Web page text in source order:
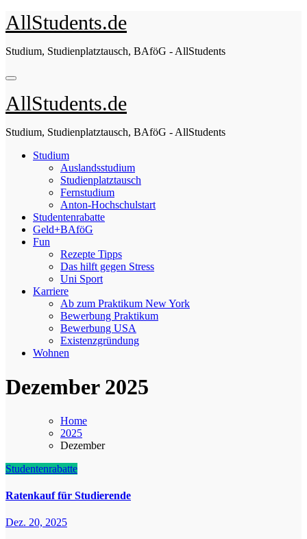
Zum
Inhalt
AllStudents.de
Studium, Studienplatztausch, BAföG - AllStudents
AllStudents.de
Studium, Studienplatztausch, BAföG - AllStudents
Studium
Auslandsstudium
Studienplatztausch
Fernstudium
Anton-Hochschulstart
Studentenrabatte
Geld+BAföG
Fun
Rezepte Tipps
Das hilft gegen Stress
Uni Sport
Karriere
Ab zum Praktikum New York
Bewerbung Praktikum
Bewerbung USA
Existenzgründung
Wohnen
Dezember 2025
Home
2025
Dezember
Studentenrabatte
Ratenkauf für Studierende
Dez. 20, 2025